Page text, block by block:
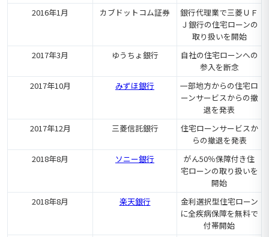
2016年1月
カブドットコム証券
銀行代理業で三菱ＵＦ
Ｊ銀行の住宅ローンの
取り扱いを開始
2017年3月
ゆうちょ銀行
自社の住宅ローンへの
参入を断念
2017年10月
みずほ銀行
一部地方からの住宅ロ
ーンサービスからの撤
退を発表
2017年12月
三菱信託銀行
住宅ローンサービスか
らの撤退を発表
2018年8月
ソニー銀行
がん50％保障付き住
宅ローンの取り扱いを
開始
2018年8月
楽天銀行
金利選択型住宅ローン
に全疾病保障を無料で
付帯開始